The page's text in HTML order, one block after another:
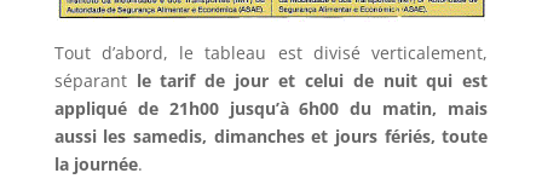
Tout d’abord, le tableau est divisé verticalement,
séparant le tarif de jour et celui de nuit qui est
appliqué de 21h00 jusqu’à 6h00 du matin, mais
aussi les samedis, dimanches et jours fériés, toute
la journée.